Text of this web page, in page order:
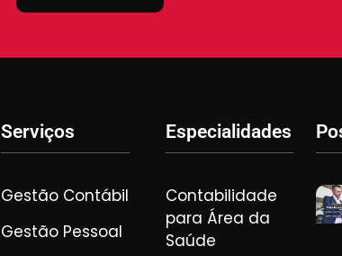
Serviços
Gestão Contábil
Gestão Pessoal
Especialidades
Contabilidade
para Área da
Saúde